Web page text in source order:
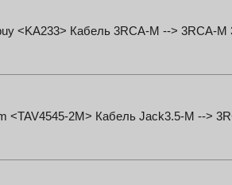
<KA233> Кабель 3RCA-M --> 3RCA-M
<TAV4545-2M> Кабель Jack3.5-M -->